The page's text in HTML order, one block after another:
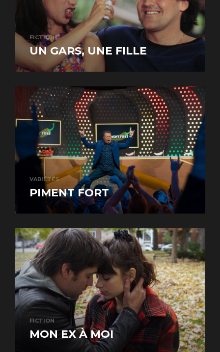
FICTION
UN GARS, UNE FILLE
VARIÉTÉS
PIMENT FORT
FICTION
MON EX À MOI